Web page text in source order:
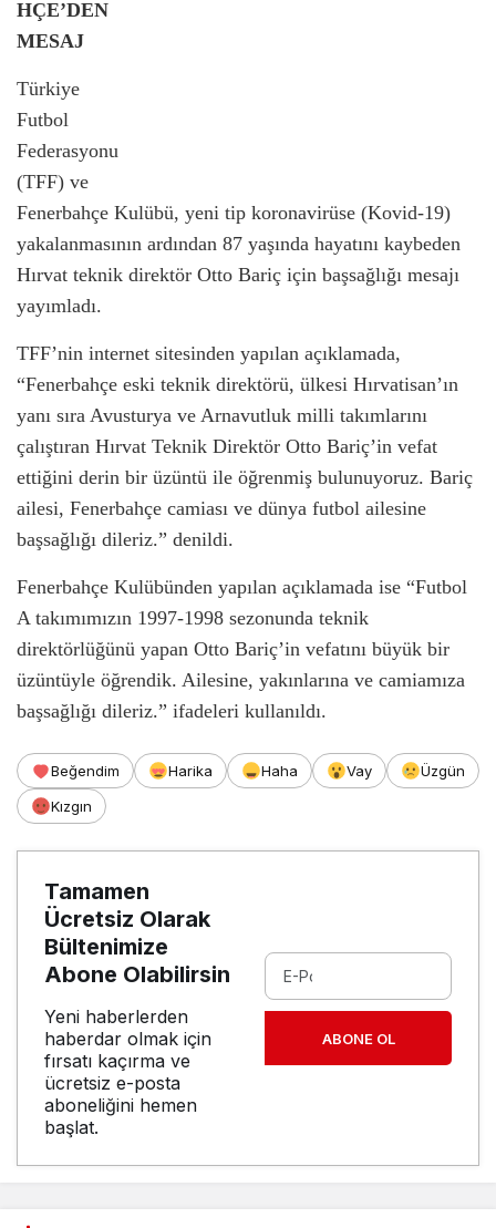
HÇE’DEN
MESAJ
Türkiye
Futbol
Federasyonu
(TFF) ve
Fenerbahçe Kulübü, yeni tip koronavirüse (Kovid-19)
yakalanmasının ardından 87 yaşında hayatını kaybeden
Hırvat teknik direktör Otto Bariç için başsağlığı mesajı
yayımladı.
TFF’nin internet sitesinden yapılan açıklamada,
“Fenerbahçe eski teknik direktörü, ülkesi Hırvatisan’ın
yanı sıra Avusturya ve Arnavutluk milli takımlarını
çalıştıran Hırvat Teknik Direktör Otto Bariç’in vefat
ettiğini derin bir üzüntü ile öğrenmiş bulunuyoruz. Bariç
ailesi, Fenerbahçe camiası ve dünya futbol ailesine
başsağlığı dileriz.” denildi.
Fenerbahçe Kulübünden yapılan açıklamada ise “Futbol
A takımımızın 1997-1998 sezonunda teknik
direktörlüğünü yapan Otto Bariç’in vefatını büyük bir
üzüntüyle öğrendik. Ailesine, yakınlarına ve camiamıza
başsağlığı dileriz.” ifadeleri kullanıldı.
Beğendim Harika Haha Vay
Üzgün
Kızgın
Tamamen
Ücretsiz Olarak
Bültenimize
Abone Olabilirsin
Yeni haberlerden
haberdar olmak için
fırsatı kaçırma ve
ücretsiz e-posta
aboneliğini hemen
başlat.
ABONE OL